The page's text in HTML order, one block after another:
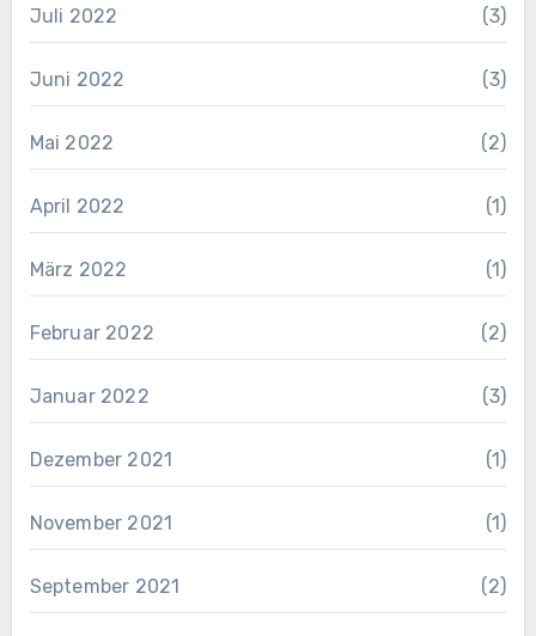
Juli 2022 (3)
Juni 2022 (3)
Mai 2022 (2)
April 2022 (1)
März 2022 (1)
Februar 2022 (2)
Januar 2022 (3)
Dezember 2021 (1)
November 2021 (1)
September 2021 (2)